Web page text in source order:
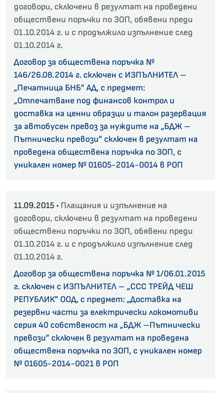
договори, сключени в резултат на проведени
обществени поръчки по ЗОП, обявени преди
01.10.2014 г. и с продължило изпълнение след
01.10.2014 г.
Договор за обществена поръчка №
146/26.08.2014 г. сключен с ИЗПЪЛНИТЕЛ –
„Печатница БНБ” АД, с предмет:
„Отпечатване под финансов контрол и
доставка на ценни образци и талон разервация
за автобусен превоз за нуждите на „БДЖ –
Пътнически превози” сключен в резултат на
проведена обществена поръчка по ЗОП, с
уникален номер № 01605-2014-0014 в РОП
11.09.2015 • Плащания и изпълнение на
договори, сключени в резултат на проведени
обществени поръчки по ЗОП, обявени преди
01.10.2014 г. и с продължило изпълнение след
01.10.2014 г.
Договор за обществена поръчка № 1/06.01.2015
г. сключен с ИЗПЪЛНИТЕЛ – „ССС ТРЕЙД ЧЕШ
РЕПУБЛИК” ООД, с предмет: „Доставка на
резервни части за електрически локомотиви
серия 40 собственост на „БДЖ –Пътнически
превози” сключен в резултат на проведена
обществена поръчка по ЗОП, с уникален номер
№ 01605-2014-0021 в РОП